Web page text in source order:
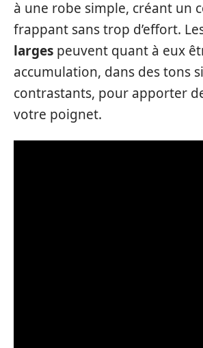
à une robe simple, créant un
frappant sans trop d’effort.
larges peuvent quant à eux
accumulation, dans des tons
contrastants, pour apporter
votre poignet.